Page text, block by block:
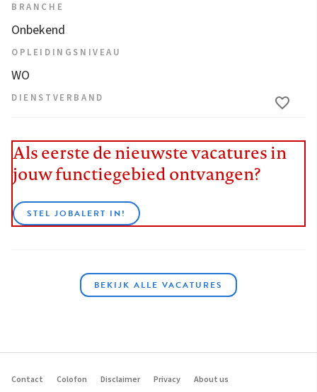
BRANCHE
Onbekend
OPLEIDINGSNIVEAU
WO
DIENSTVERBAND
Als eerste de nieuwste vacatures in
jouw functiegebied ontvangen?
STEL JOBALERT IN!
BEKIJK ALLE VACATURES
Contact Colofon Disclaimer Privacy About us